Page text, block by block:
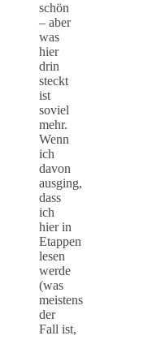
schön
– aber
was
hier
drin
steckt
ist
soviel
mehr.
Wenn
ich
davon
ausging,
dass
ich
hier in
Etappen
lesen
werde
(was
meistens
der
Fall ist,